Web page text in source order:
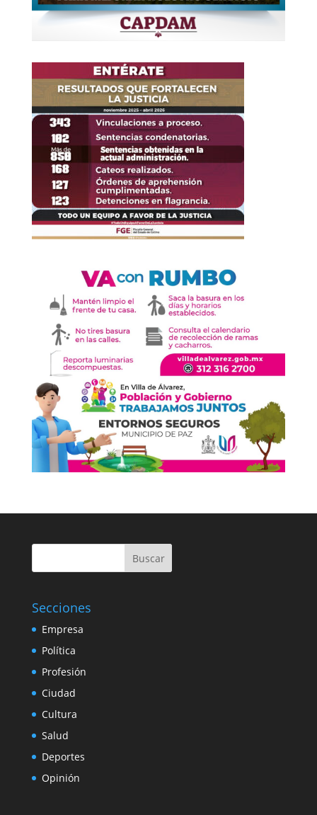
Buscar
Secciones
Empresa
Política
Profesión
Ciudad
Cultura
Salud
Deportes
Opinión